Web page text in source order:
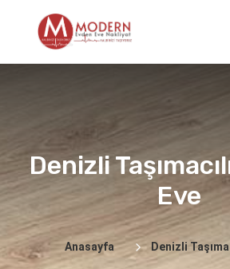
Denizli
Eve
Anasayfa Denizli